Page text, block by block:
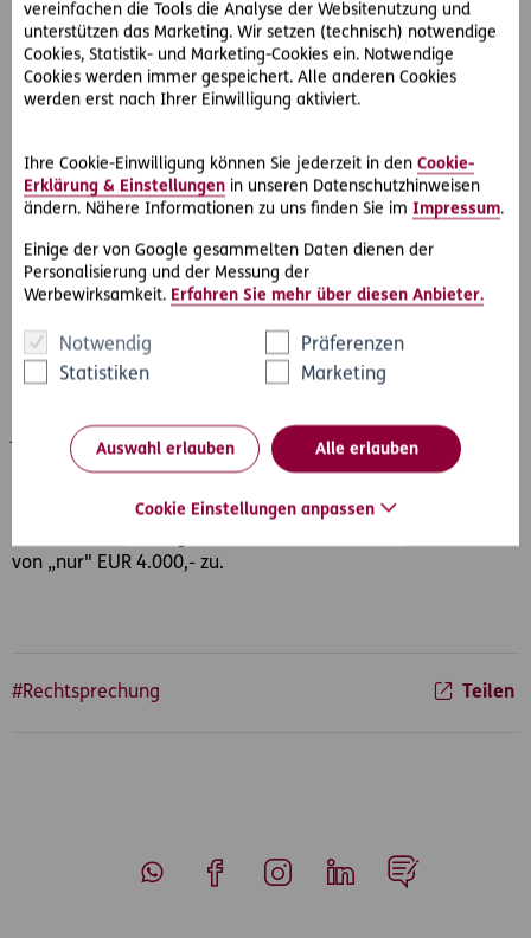
vereinfachen die Tools die Analyse der Websitenutzung und
unterstützen das Marketing. Wir setzen (technisch) notwendige
Cookies, Statistik- und Marketing-Cookies ein. Notwendige
Cookies werden immer gespeichert. Alle anderen Cookies
werden erst nach Ihrer Einwilligung aktiviert.
Ihre Cookie-Einwilligung können Sie jederzeit in den Cookie-
Erklärung & Einstellungen in unseren Datenschutzhinweisen
ändern. Nähere Informationen zu uns finden Sie im Impressum.
Einige der von Google gesammelten Daten dienen der
Personalisierung und der Messung der
Werbewirksamkeit. Erfahren Sie mehr über diesen Anbieter.
Notwendig
Präferenzen
Statistiken
Marketing
Auswahl erlauben Alle erlauben
Cookie Einstellungen anpassen
Das LG St. Pölten gibt der beklagten Partei Recht und
bestimmt die Kosten des Dolmetschers mit EUR 7,02. Das
sind die Postgebühren, die dem Übersetzer entstanden
sind.
bestätigt.
Oberlandesgerichts Linz: Der hier beauftragte
Sachverständige teilt dem Landesgericht Salzburg mit, dass
die Gebühren EUR 4.000,- übersteigen können. Tatsächlich
verzeichnet er nach Fertigstellung seines Gutachtens in der
Gebührennote EUR 14.140,60. In dieser Höhe werden die
Gebühren auch vom Richter bestimmt. Sämtliche Parteien
jedoch eine Verletzung der Warnpflicht, der bloße Hinweis,
dass die Kosten EUR 4.000,- übersteigen werden, genügt
von „nur" EUR 4.000,- zu.
#Rechtsprechung Teilen